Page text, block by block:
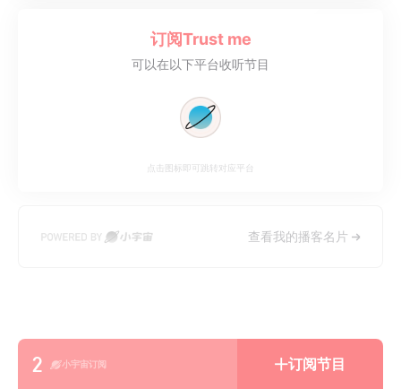
订阅Trust me
可以在以下平台收听节目
点击图标即可跳转对应平台
查看我的播客名片
2 小宇宙订阅 订阅节目